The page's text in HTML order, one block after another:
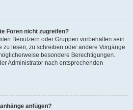
Foren nicht zugreifen?
Benutzern oder Gruppen vorbehalten sein.
zu lesen, zu schreiben oder andere Vorgänge
besondere Berechtigungen.
Administrator nach entsprechenden
anfügen?